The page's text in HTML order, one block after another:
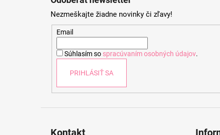
Nezmeškajte žiadne novinky či zľavy!
Email
Súhlasím so spracúvaním osobných údajov.
PRIHLÁSIŤ SA
Kontakt